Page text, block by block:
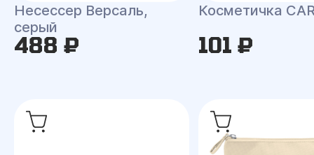
Несессер Версаль,
серый
488 ₽
Косметичка
101 ₽